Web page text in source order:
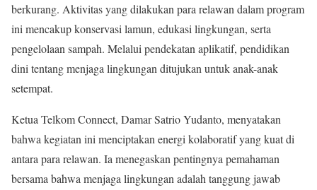
berkurang. Aktivitas yang dilakukan para relawan dalam program
ini mencakup konservasi lamun, edukasi lingkungan, serta
pengelolaan sampah. Melalui pendekatan aplikatif, pendidikan
dini tentang menjaga lingkungan ditujukan untuk anak-anak
setempat.
Ketua Telkom Connect, Damar Satrio Yudanto, menyatakan
bahwa kegiatan ini menciptakan energi kolaboratif yang kuat di
antara para relawan. Ia menegaskan pentingnya pemahaman
bersama bahwa menjaga lingkungan adalah tanggung jawab